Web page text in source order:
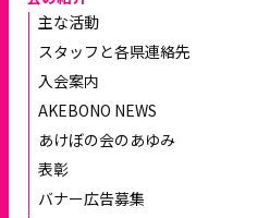
主な活動
スタッフと各県連絡先
入会案内
AKEBONO NEWS
あけぼの会のあゆみ
表彰
バナー広告募集